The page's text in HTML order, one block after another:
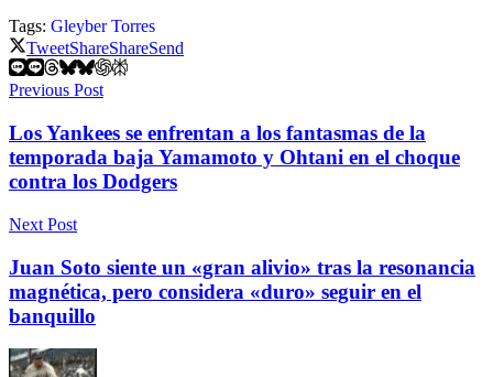
Tags: Gleyber Torres
TweetShareShareSend
Previous Post
Los Yankees se enfrentan a los fantasmas de la
temporada baja Yamamoto y Ohtani en el choque
contra los Dodgers
Next Post
Juan Soto siente un «gran alivio» tras la resonancia
magnética, pero considera «duro» seguir en el
banquillo